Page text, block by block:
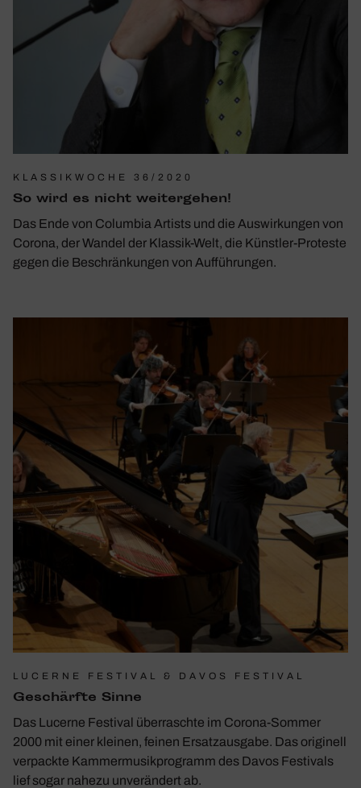
KLASSIKWOCHE 36/2020
So wird es nicht weiter­gehen!
Das Ende von Columbia Artists und die Auswirkungen von
Corona, der Wandel der Klassik-Welt, die Künstler-Proteste
gegen die Beschränkungen von Aufführungen.
LUCERNE FESTIVAL & DAVOS FESTIVAL
Geschärfte Sinne
Das Lucerne Festival überraschte im Corona-Sommer
2000 mit einer kleinen, feinen Ersatzausgabe. Das originell
verpackte Kammermusikprogramm des Davos Festivals
lief sogar nahezu unverändert ab.